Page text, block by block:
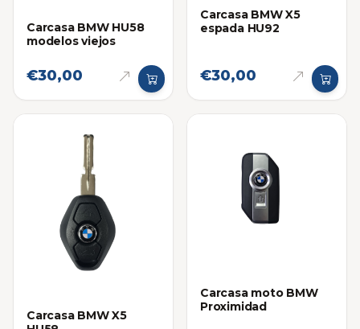
Carcasa BMW HU58
modelos viejos
€30,00
Carcasa BMW X5
espada HU92
€30,00
Carcasa BMW X5
Carcasa moto BMW
Proximidad